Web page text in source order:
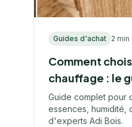
Guides d'achat 2 min
Comment
chauffage : le
Guide complet pour
essences, humidité,
d'experts Adi Bois.